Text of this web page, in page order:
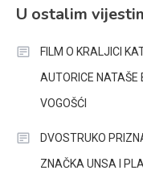
U ostalim
FILM O KRALJICI
AUTORICE NATAŠE
VOGOŠĆI
DVOSTRUKO
ZNAČKA UNSA I